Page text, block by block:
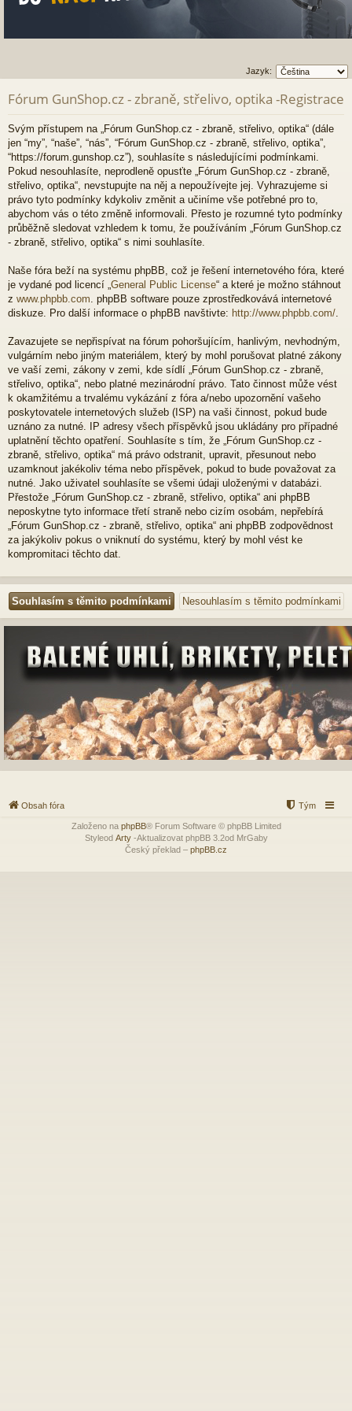
Jazyk:
Fórum GunShop.cz - zbraně, střelivo, optika -Registrace
Svým přístupem na „Fórum GunShop.cz - zbraně, střelivo, optika“ (dále
jen “my”, “naše”, “nás”, “Fórum GunShop.cz - zbraně, střelivo, optika”,
“https://forum.gunshop.cz”), souhlasíte s následujícími podmínkami.
Pokud nesouhlasíte, neprodleně opusťte „Fórum GunShop.cz - zbraně,
střelivo, optika“, nevstupujte na něj a nepoužívejte jej. Vyhrazujeme si
právo tyto podmínky kdykoliv změnit a učiníme vše potřebné pro to,
abychom vás o této změně informovali. Přesto je rozumné tyto podmínky
průběžně sledovat vzhledem k tomu, že používáním „Fórum GunShop.cz
- zbraně, střelivo, optika“ s nimi souhlasíte.
Naše fóra beží na systému phpBB, což je řešení internetového fóra, které
je vydané pod licencí „ General Public License“ a které je možno stáhnout
z www.phpbb.com . phpBB software pouze zprostředkovává internetové
diskuze. Pro další informace o phpBB navštivte: http://www.phpbb.com/
Zavazujete se nepřispívat na fórum pohoršujícím, hanlivým, nevhodným,
vulgárním nebo jiným materiálem, který by mohl porušovat platné zákony
ve vaší zemi, zákony v zemi, kde sídlí „Fórum GunShop.cz - zbraně,
střelivo, optika“, nebo platné mezinárodní právo. Tato činnost může vést
k okamžitému a trvalému vykázání z fóra a/nebo upozornění vašeho
poskytovatele internetových služeb (ISP) na vaši činnost, pokud bude
uznáno za nutné. IP adresy všech příspěvků jsou ukládány pro případné
uplatnění těchto opatření. Souhlasíte s tím, že „Fórum GunShop.cz -
zbraně, střelivo, optika“ má právo odstranit, upravit, přesunout nebo
uzamknout jakékoliv téma nebo příspěvek, pokud to bude považovat za
nutné. Jako uživatel souhlasíte se všemi údaji uloženými v databázi.
Přestože „Fórum GunShop.cz - zbraně, střelivo, optika“ ani phpBB
neposkytne tyto informace třetí straně nebo cizím osobám, nepřebírá
„Fórum GunShop.cz - zbraně, střelivo, optika“ ani phpBB zodpovědnost
za jakýkoliv pokus o vniknutí do systému, který by mohl vést ke
kompromitaci těchto dat.
Obsah fóra Tým
Založeno na phpBB® Forum Software © phpBB Limited
Styleod Arty-Aktualizovat phpBB 3.2od MrGaby
Český překlad – phpBB.cz